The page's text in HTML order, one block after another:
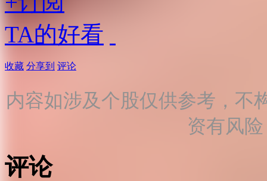
TA的好看
收藏 分享到 评论
内容如涉及个股仅供参考，不
资有风
评论